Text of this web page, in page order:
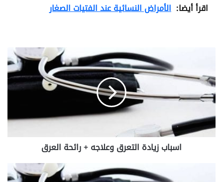
اقرأ أيضا: الأمراض النسائية عند الفتيات الصغار
ب
ا
ب
ز
ي
ا
د
اسباب زيادة التعرق وعلاجه + رائحة العرق